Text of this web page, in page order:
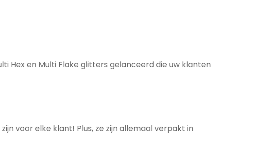
Hex en Multi Flake glitters gelanceerd die uw klanten
voor elke klant! Plus, ze zijn allemaal verpakt in